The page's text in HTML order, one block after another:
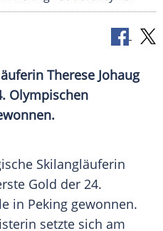
Therese Johaug
Olympischen
Skilangläuferin
Gold der 24.
in Peking gewonnen.
setzte sich am